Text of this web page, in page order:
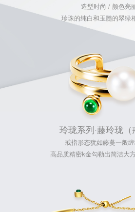
造型时尚 / 颜色亮
珍珠的纯白和玉髓的翠绿
玲珑系列·藤玲珑（
戒指形态犹如藤蔓一般
高品质精密k金勾勒出简洁大